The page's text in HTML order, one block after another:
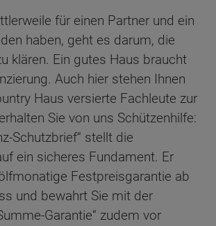
für einen Partner und ein
haben, geht es darum, die
klären. Ein gutes Haus braucht
Auch hier stehen Ihnen
Haus versierte Fachleute zur
Sie von uns Schützenhilfe:
Schutzbrief“ stellt die
ein sicheres Fundament. Er
Festpreisgarantie ab
und bewahrt Sie mit der
Garantie“ zudem vor